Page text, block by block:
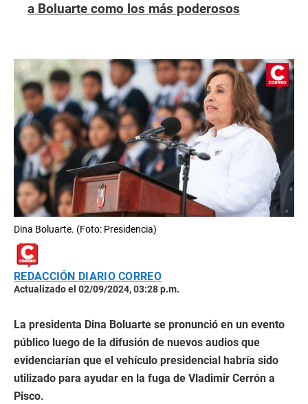
a Boluarte como los más poderosos
Dina Boluarte. (Foto: Presidencia)
REDACCIÓN DIARIO CORREO
Actualizado el 02/09/2024, 03:28 p.m.
La presidenta Dina Boluarte se pronunció en un evento
público luego de la difusión de nuevos audios que
evidenciarían que el vehículo presidencial habría sido
utilizado para ayudar en la fuga de Vladimir Cerrón a
Pisco.